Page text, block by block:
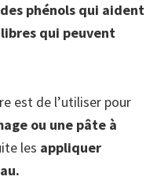
phénols qui aident
qui peuvent
est de l’utiliser pour
ou une pâte à
les appliquer